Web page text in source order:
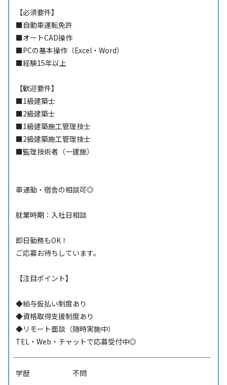
【必須要件】
■自動車運転免許
■オートCAD操作
■PCの基本操作（Excel・Word）
■経験15年以上
【歓迎要件】
■1級建築士
■2級建築士
■1級建築施工管理技士
■2級建築施工管理技士
■監理技術者（一建施）
車通勤・宿舎の相談可◎
就業時期：入社日相談
即日勤務もOK！
ご応募お待ちしています。
【注目ポイント】
◆給与仮払い制度あり
◆資格取得支援制度あり
◆リモート面談（随時実施中）
TEL・Web・チャットで応募受付中◎
学歴 不問